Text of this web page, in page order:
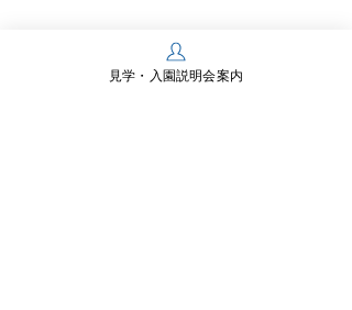
見学・入園説明会案内